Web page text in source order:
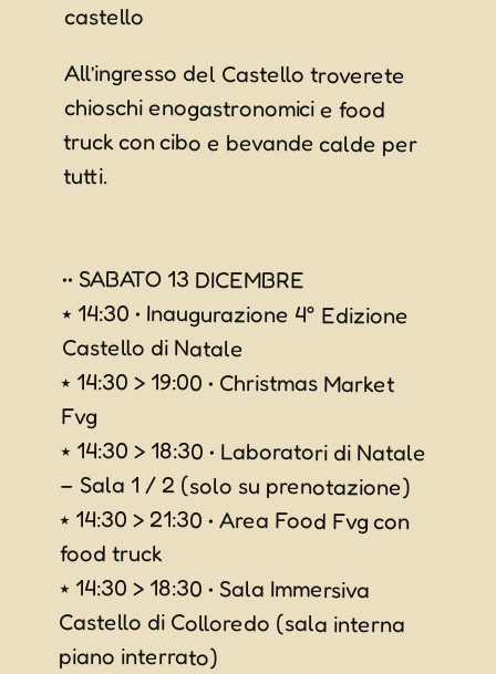
castello
All’ingresso del Castello troverete
chioschi enogastronomici e food
truck con cibo e bevande calde per
tutti.
•• SABATO 13 DICEMBRE
⭑ 14:30 • Inaugurazione 4° Edizione
Castello di Natale
⭑ 14:30 > 19:00 • Christmas Market
Fvg
⭑ 14:30 > 18:30 • Laboratori di Natale
– Sala 1 / 2 (solo su prenotazione)
⭑ 14:30 > 21:30 • Area Food Fvg con
food truck
⭑ 14:30 > 18:30 • Sala Immersiva
Castello di Colloredo (sala interna
piano interrato)